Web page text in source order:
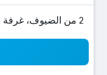
2 من الضيوف، غرفة واحدة